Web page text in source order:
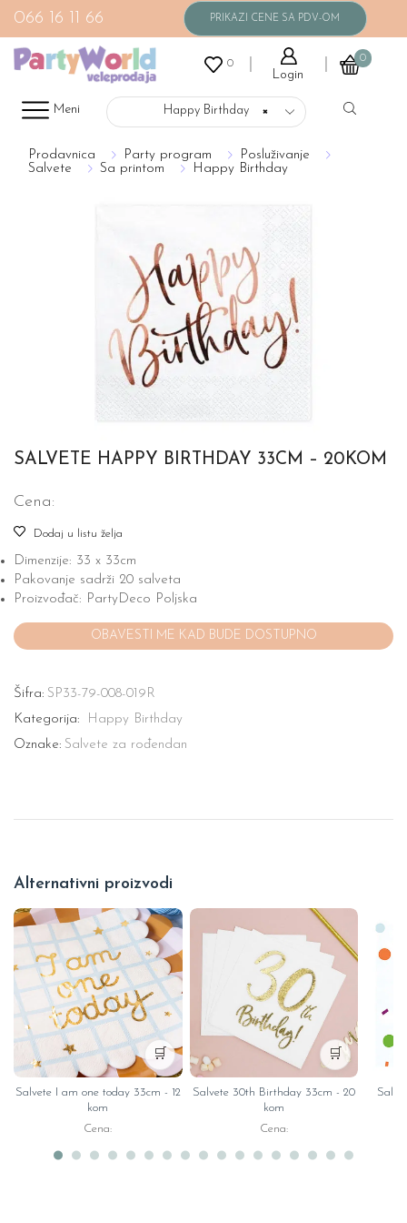
066 16 11 66
0
Login
0
Meni ×
Happy Birthday
Prodavnica Party program
Posluživanje
Salvete
Sa printom Happy Birthday
SALVETE HAPPY BIRTHDAY 33CM – 20KOM
Cena:
Dodaj u listu želja
Dimenzije: 33 x 33cm
Pakovanje sadrži 20 salveta
Proizvođač: PartyDeco Poljska
Šifra: SP33-79-008-019R
Kategorija:
Happy Birthday
Oznake: Salvete za rođendan
Alternativni proizvodi
🛒
Salvete I am one today 33cm - 12
kom
Cena:
🛒
Salvete 30th Birthday 33cm - 20
kom
Cena: